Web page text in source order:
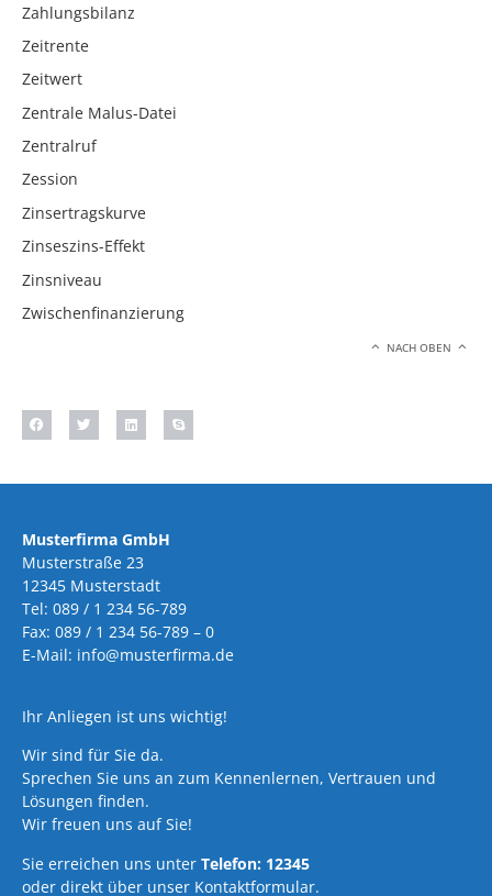
Zahlungsbilanz
Zeitrente
Zeitwert
Zentrale Malus-Datei
Zentralruf
Zession
Zinsertragskurve
Zinseszins-Effekt
Zinsniveau
Zwischenfinanzierung
NACH OBEN
Musterfirma GmbH
Musterstraße 23
12345 Musterstadt
Tel: 089 / 1 234 56-789
Fax: 089 / 1 234 56-789 – 0
E-Mail: info@musterfirma.de
Ihr Anliegen ist uns wichtig!
Wir sind für Sie da.
Sprechen Sie uns an zum Kennenlernen, Vertrauen und
Lösungen finden.
Wir freuen uns auf Sie!
Sie erreichen uns unter Telefon: 12345
oder direkt über unser Kontaktformular.